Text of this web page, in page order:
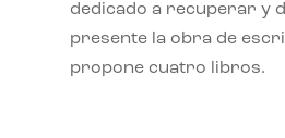
dedicado a recuperar y
presente la obra de
propone cuatro libros.